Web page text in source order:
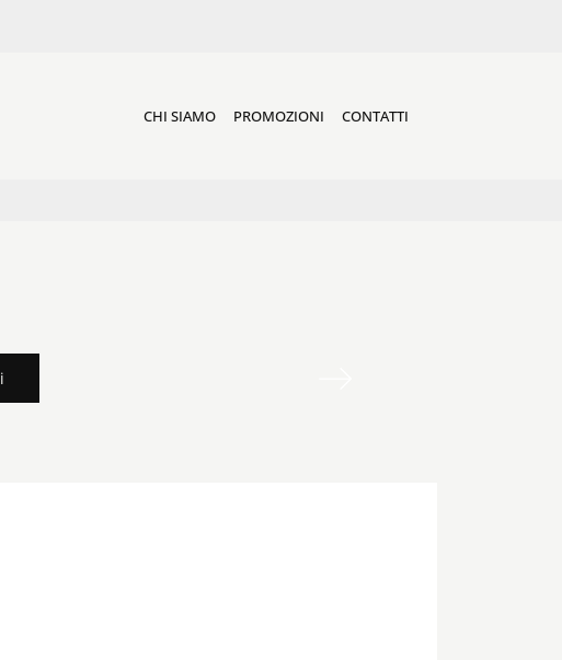
CHI SIAMO PROMOZIONI CONTATTI